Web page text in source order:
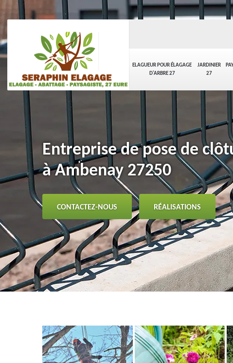
ELAGUEUR POUR ÉLAGAGE
D'ARBRE 27
JARDINIER
27
Entreprise de pose de
à Ambenay 27250
CONTACTEZ-NOUS RÉALISATIONS